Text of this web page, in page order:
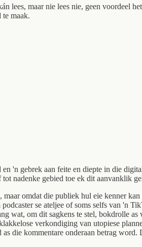
lees, maar nie lees nie, geen voordeel
maak.
'n gebrek aan feite en diepte in die
nadenke gebied toe ek dit aanvanklik
omdat die publiek hul eie kenner
se ateljee of soms selfs van 'n
wat, om dit sagkens te stel, bokdrolle as
verkondiging van utopiese
die kommentare onderaan betrag word.